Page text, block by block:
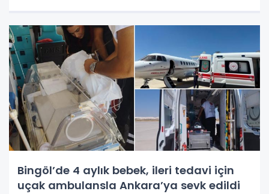
Bingöl’de 4 aylık bebek, ileri tedavi için
uçak ambulansla Ankara’ya sevk edildi